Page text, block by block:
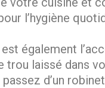
l’hygiène
également
trou laissé dans
d’un